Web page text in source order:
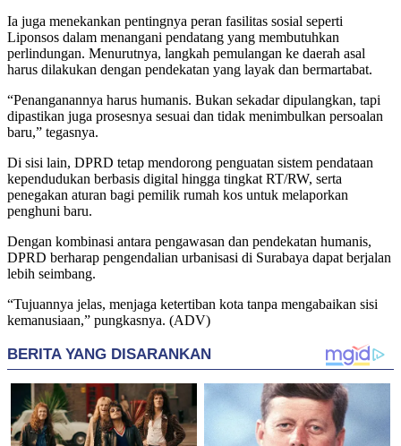
Ia juga menekankan pentingnya peran fasilitas sosial seperti
Liponsos dalam menangani pendatang yang membutuhkan
perlindungan. Menurutnya, langkah pemulangan ke daerah asal
harus dilakukan dengan pendekatan yang layak dan bermartabat.
“Penanganannya harus humanis. Bukan sekadar dipulangkan, tapi
dipastikan juga prosesnya sesuai dan tidak menimbulkan persoalan
baru,” tegasnya.
Di sisi lain, DPRD tetap mendorong penguatan sistem pendataan
kependudukan berbasis digital hingga tingkat RT/RW, serta
penegakan aturan bagi pemilik rumah kos untuk melaporkan
penghuni baru.
Dengan kombinasi antara pengawasan dan pendekatan humanis,
DPRD berharap pengendalian urbanisasi di Surabaya dapat berjalan
lebih seimbang.
“Tujuannya jelas, menjaga ketertiban kota tanpa mengabaikan sisi
kemanusiaan,” pungkasnya. (ADV)